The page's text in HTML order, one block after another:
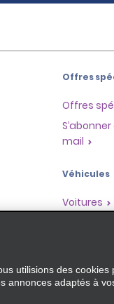
Offres
Offres
mail
Véhicules
Voitures
utilisions des cookies
annonces adaptés à